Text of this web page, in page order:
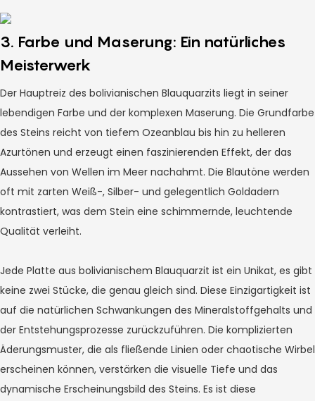
3. Farbe und Maserung: Ein natürliches
Meisterwerk
Der Hauptreiz des bolivianischen Blauquarzits liegt in seiner
lebendigen Farbe und der komplexen Maserung. Die Grundfarbe
des Steins reicht von tiefem Ozeanblau bis hin zu helleren
Azurtönen und erzeugt einen faszinierenden Effekt, der das
Aussehen von Wellen im Meer nachahmt. Die Blautöne werden
oft mit zarten Weiß-, Silber- und gelegentlich Goldadern
kontrastiert, was dem Stein eine schimmernde, leuchtende
Qualität verleiht.
Jede Platte aus bolivianischem Blauquarzit ist ein Unikat, es gibt
keine zwei Stücke, die genau gleich sind. Diese Einzigartigkeit ist
auf die natürlichen Schwankungen des Mineralstoffgehalts und
der Entstehungsprozesse zurückzuführen. Die komplizierten
Äderungsmuster, die als fließende Linien oder chaotische Wirbel
erscheinen können, verstärken die visuelle Tiefe und das
dynamische Erscheinungsbild des Steins. Es ist diese